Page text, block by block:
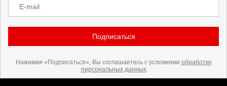
E-mail
Подписаться
Нажимая «Подписаться», Вы соглашаетесь с условиями обработки
персональных данных